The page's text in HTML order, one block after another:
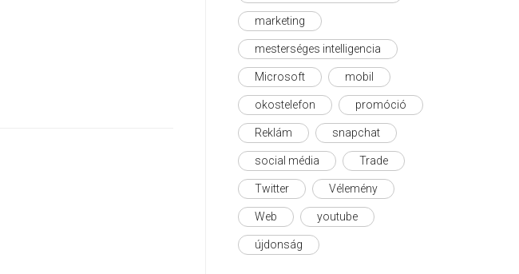
marketing
mesterséges intelligencia
Microsoft mobil
okostelefon promóció
Reklám snapchat
social média Trade
Twitter Vélemény
Web youtube
újdonság